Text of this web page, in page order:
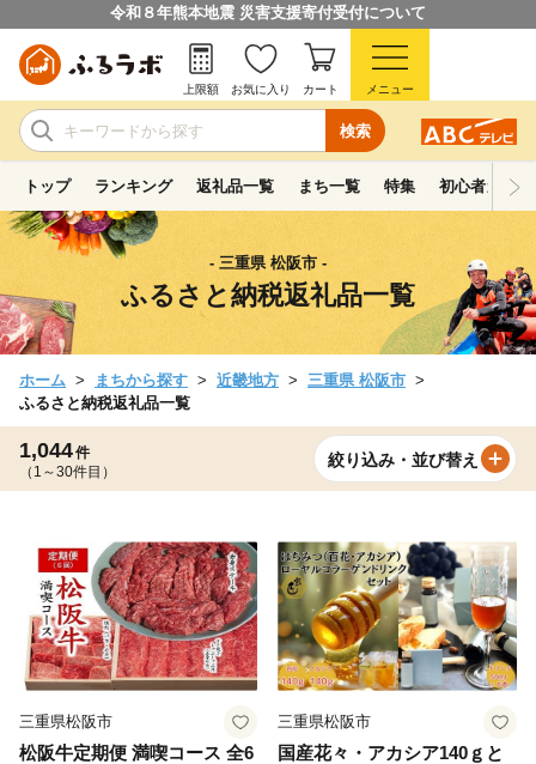
令和８年熊本地震 災害支援寄付受付について
検索
上限額 お気に入り カート メニュー
トップ ランキング 返礼品一覧 まち一覧 特集 初心者ガイド
- 三重県 松阪市 -
ふるさと納税返礼品一覧
ホーム まちから探す 近畿地方
三重県 松阪市
ふるさと納税返礼品一覧
1,044件
（1～30件目）
絞り込み・並び替え
三重県松阪市
松阪牛定期便 満喫コース 全6
三重県松阪市
国産花々・アカシア140ｇと